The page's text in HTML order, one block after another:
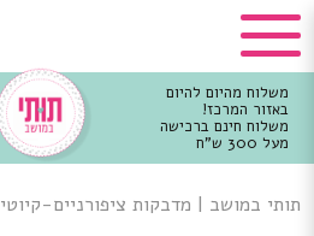
משלוח מהיום להיום
באזור המרכז!
משלוח חינם ברכישה
מעל 300 ש"ח
מרכזי
תותי במושב | מדבקות ציפורניים-קיוטי